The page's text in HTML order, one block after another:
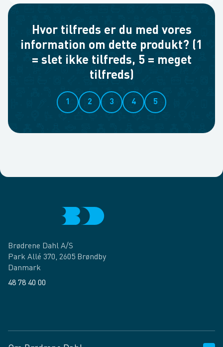
Hvor tilfreds er du med vores
information om dette produkt? (1
= slet ikke tilfreds, 5 = meget
tilfreds)
1 2 3 4 5
Brødrene Dahl A/S
Park Allé 370, 2605 Brøndby
Danmark
48 78 40 00